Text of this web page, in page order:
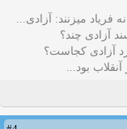
میزنند: آزادی...
آزادی چند؟
آزادی کجاست؟
بود...